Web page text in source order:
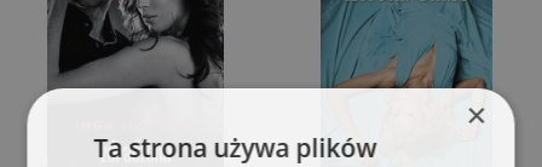
×
Ta strona używa plików